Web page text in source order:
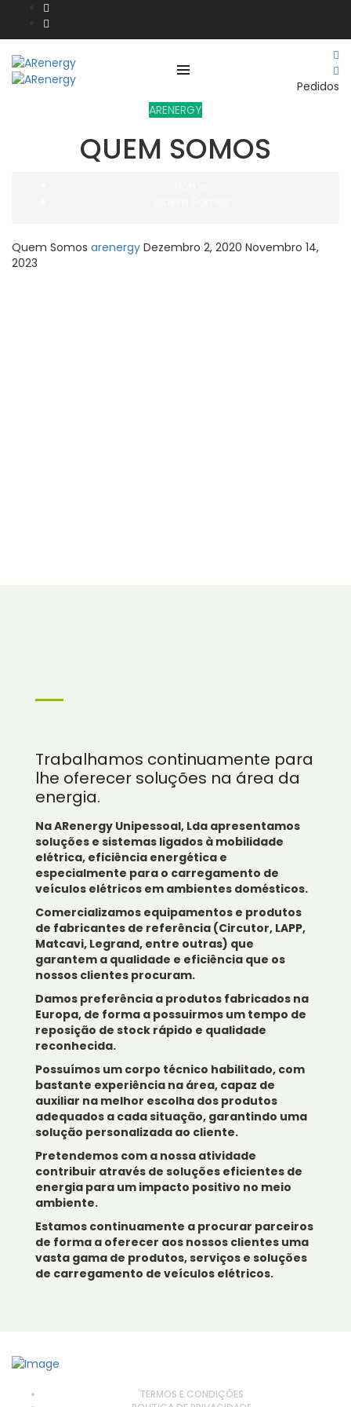
Pedidos
ARENERGY
QUEM SOMOS
Quem Somos arenergy Dezembro 2, 2020 Novembro 14,
2023
Trabalhamos continuamente para
lhe oferecer soluções na área da
energia.
Na ARenergy Unipessoal, Lda apresentamos
soluções e sistemas ligados à mobilidade
elétrica, eficiência energética e
especialmente para o carregamento de
veículos elétricos em ambientes domésticos.
Comercializamos equipamentos e produtos
de fabricantes de referência (Circutor, LAPP,
Matcavi, Legrand, entre outras) que
garantem a qualidade e eficiência que os
nossos clientes procuram.
Damos preferência a produtos fabricados na
Europa, de forma a possuirmos um tempo de
reposição de stock rápido e qualidade
reconhecida.
Possuímos um corpo técnico habilitado, com
bastante experiência na área, capaz de
auxiliar na melhor escolha dos produtos
adequados a cada situação, garantindo uma
solução personalizada ao cliente.
Pretendemos com a nossa atividade
contribuir através de soluções eficientes de
energia para um impacto positivo no meio
ambiente.
Estamos continuamente a procurar parceiros
de forma a oferecer aos nossos clientes uma
vasta gama de produtos, serviços e soluções
de carregamento de veículos elétricos.
TERMOS E CONDIÇÕES